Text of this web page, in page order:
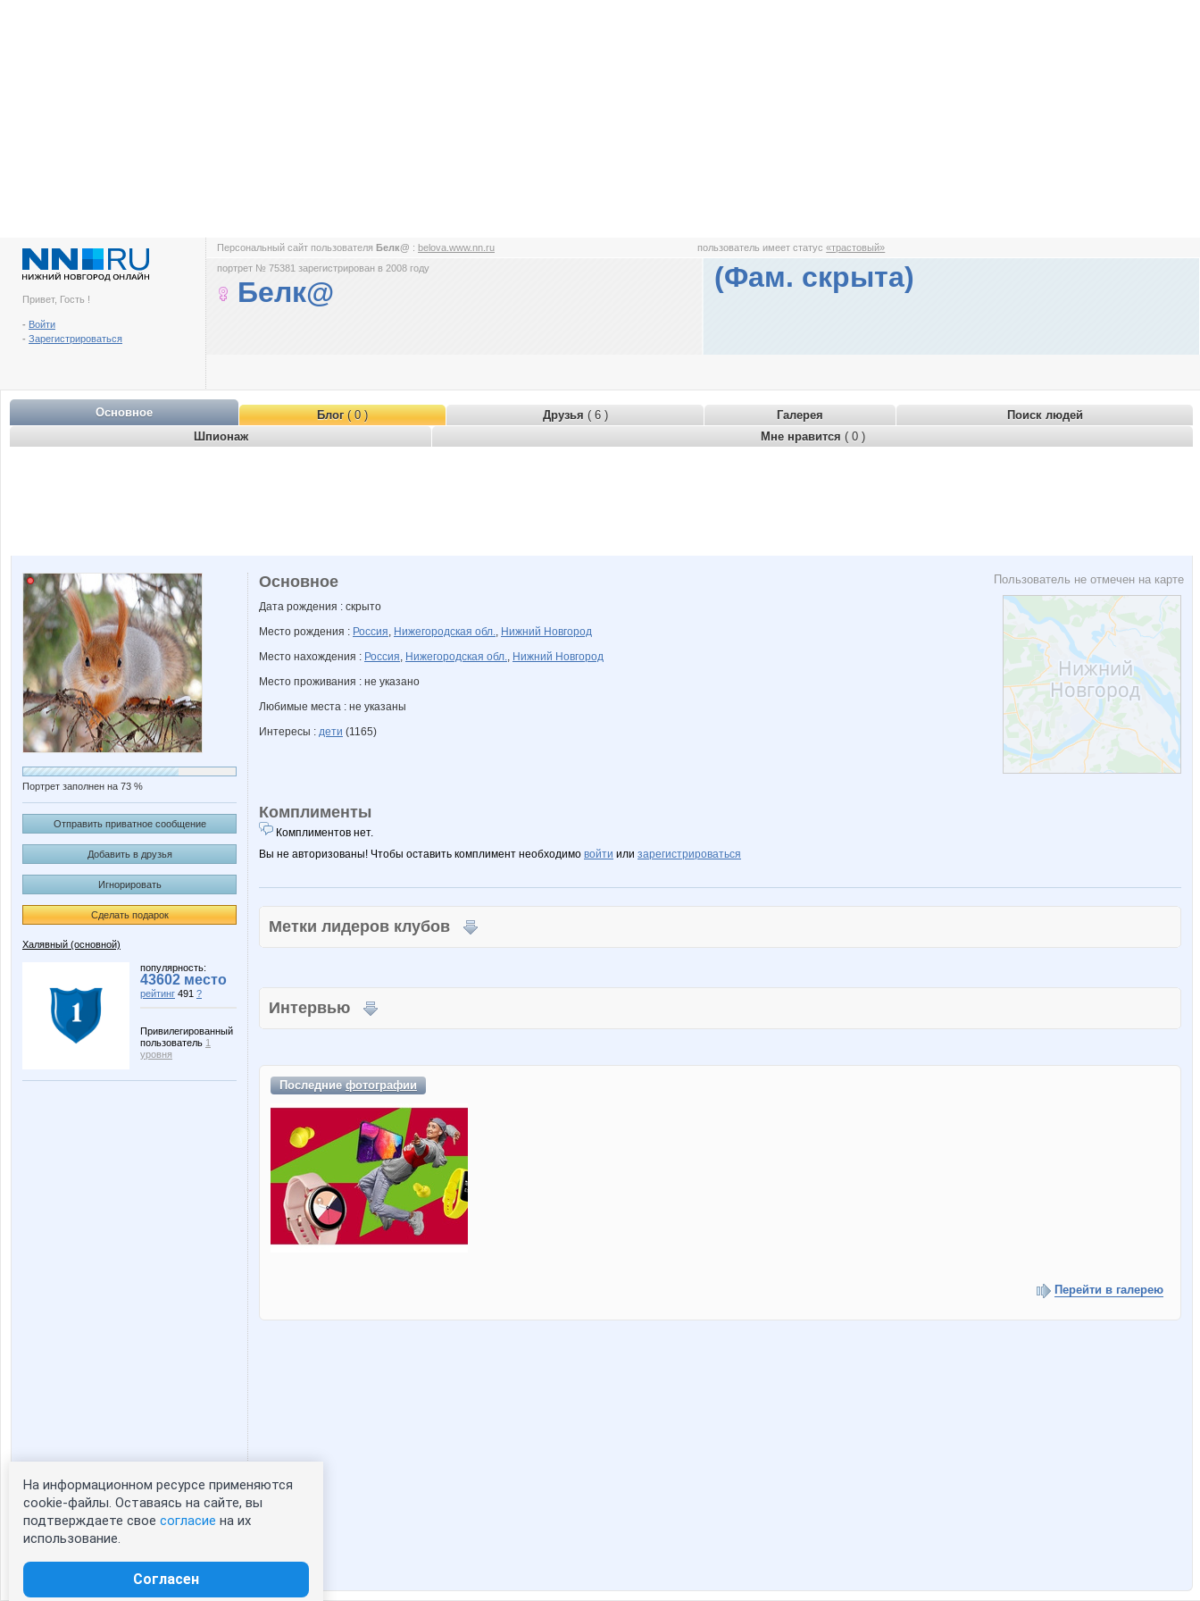
Привет, Гость !
- Войти
- Зарегистрироваться
Персональный сайт пользователя Белк@ : belova.www.nn.ru пользователь имеет статус«трастовый»
портрет № 75381 зарегистрирован в 2008 году
Белк@ (Фам. скрыта)
Основное Блог( 0 ) Друзья ( 6 ) Галерея
Поиск людей
Шпионаж
Мне нравится ( 0 )
Портрет заполнен на 73 %
Отправить приватное сообщение
Добавить в друзья
Игнорировать
Сделать подарок
Халявный (основной)
популярность:
43602 место
рейтинг 491 ?
Привилегированный
пользователь 1
уровня
Статистика портрета:
сейчас просматривают портрет - 0
зарегистрированные пользователи
Пользователь не отмечен на карте
Основное
Дата рождения : скрыто
Место рождения : Россия, Нижегородская обл., Нижний Новгород
Место нахождения : Россия, Нижегородская обл., Нижний Новгород
Место проживания : не указано
Любимые места : не указаны
Интересы : дети (1165)
Комплименты
Комплиментов нет.
Вы не авторизованы! Чтобы оставить комплимент необходимо войти или зарегистрироваться
Метки лидеров клубов
Интервью
Последниефотографии
Перейти в галерею
На информационном ресурсе применяются
cookie-файлы. Оставаясь на сайте, вы
подтверждаете свое согласие на их
использование.
Согласен